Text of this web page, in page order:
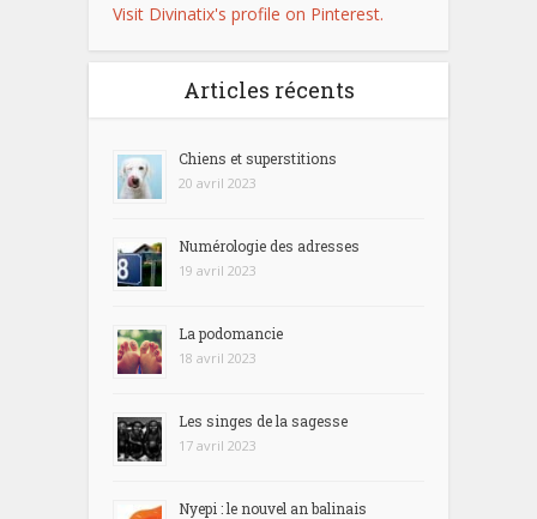
Visit Divinatix's profile on Pinterest.
Articles récents
Chiens et superstitions
20 avril 2023
Numérologie des adresses
19 avril 2023
La podomancie
18 avril 2023
Les singes de la sagesse
17 avril 2023
Nyepi : le nouvel an balinais